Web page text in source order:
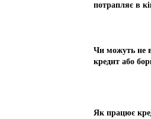
потрапляє в
Чи можуть не
кредит або
Як працює